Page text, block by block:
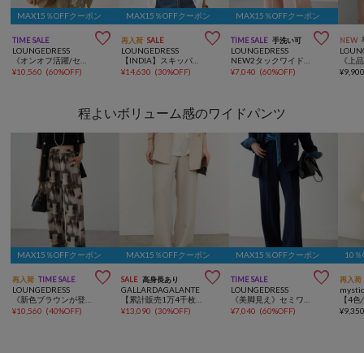
MAX15％OFFクーポン
TIME SALE 
LOUNGEDRESS
¥10,560 (60%OFF)
MAX15％OFFクーポン
再入荷 SALE 
LOUNGEDRESS
¥14,630 (30%OFF)
MAX15％OFFクーポン
TIME SALE 手洗い可 
LOUNGEDRESS
¥7,040 (60%OFF)
NEW
¥
程よいボリューム感のワイドパンツ
MAX15％OFFクーポン
再入荷 TIME SALE 
LOUNGEDRESS
¥10,560 (40%OFF)
MAX15％OFFクーポン
SALE 高身長あり 
GALLARDAGALANTE
¥13,090 (30%OFF)
MAX15％OFFクーポン
TIME SALE 
LOUNGEDRESS
¥7,040 (60%OFF)
10％
再入荷
mystic
¥